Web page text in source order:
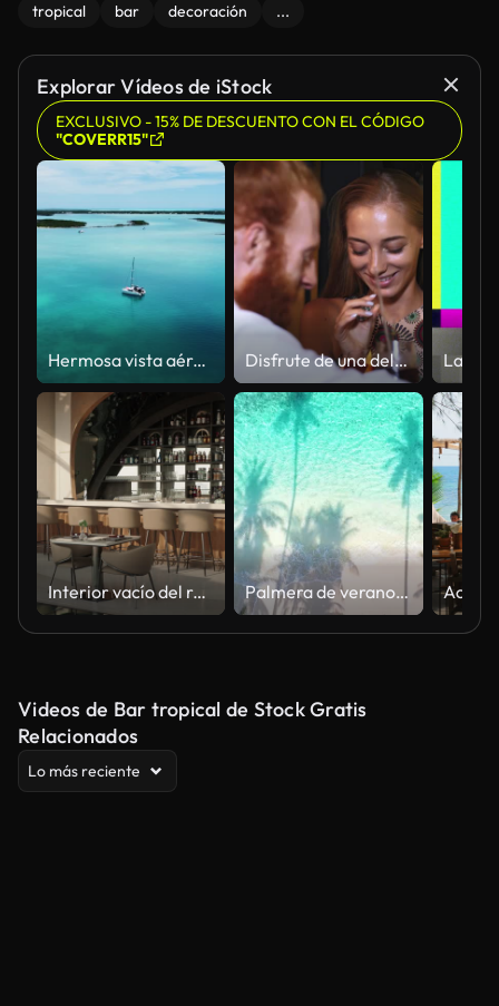
tropical bar decoración ...
Explorar Vídeos de iStock
EXCLUSIVO - 15% DE DESCUENTO CON EL CÓDIGO
"COVERR15"
Hermosa vista aérea de las Exumas, Bahamas, cerca de George Town, con muchos barcos y veleros anclados. Playa de arena blanca y agua turquesa. Disfrute de una deliciosa velada romántica con exquisitos cócteles en un acogedor bar
Interior vacío del restaurante moderno con bar y comedor Palmera de verano y playa tropical con olas de agua y sombra de cocotero sobre fondo azul.
Videos de Bar tropical de Stock Gratis
Relacionados
Lo más reciente